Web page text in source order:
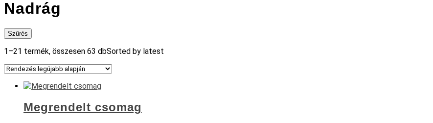
Nadrág
Szűrés
1–21 termék, összesen 63 dbSorted by latest
Megrendelt csomag